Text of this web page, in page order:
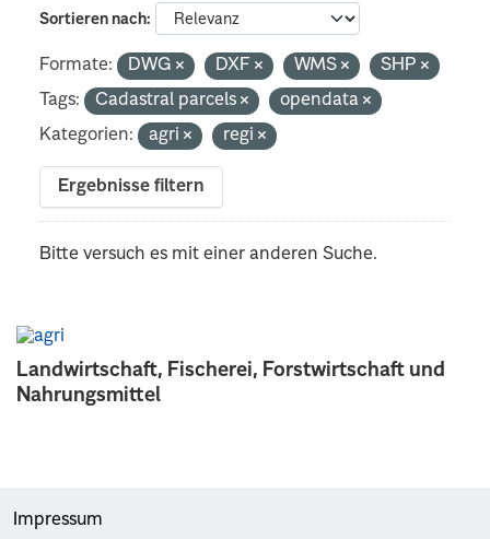
Landwirtschaft, Fischerei, Forstwirtschaft und
Nahrungsmittel
Sortieren nach
Formate: DWG DXF WMS
SHP
Tags:
Cadastral parcels
opendata
Kategorien:
agri regi
Ergebnisse filtern
Bitte versuch es mit einer anderen Suche.
Impressum